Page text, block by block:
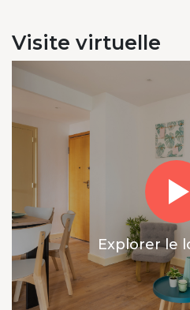
Visite virtuelle
Explorer le